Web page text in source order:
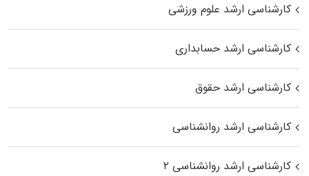
کارشناسی ارشد علوم ورزشی
کارشناسی ارشد حسابداری
کارشناسی ارشد حقوق
کارشناسی ارشد روانشناسی
کارشناسی ارشد روانشناسی ۲